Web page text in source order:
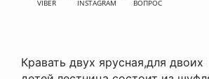
VIBER INSTAGRAM ВОПРОС
Кравать двух ярусная,для двоих